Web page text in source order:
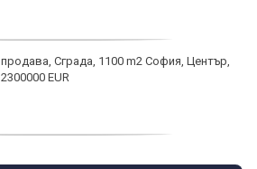
продава, Сграда, 1100 m2 София, Център,
2300000 EUR